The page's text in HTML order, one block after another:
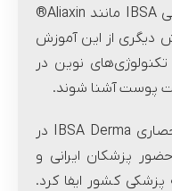
شد. آشنایی با محصولات تخصصی IBSA مانند Aliaxin®
دیگری از این آموزش
نوین در
پوست آشنا شوند.
شرکت پاییزان تجارت، نماینده انحصاری IBSA Derma در
پزشکان ایرانی و
کشور ایفا کرد.